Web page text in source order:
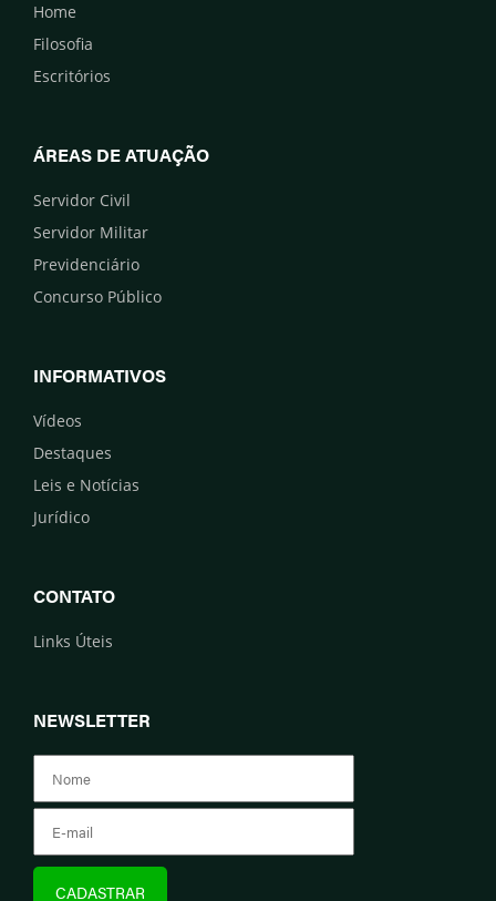
Home
Filosofia
Escritórios
ÁREAS DE ATUAÇÃO
Servidor Civil
Servidor Militar
Previdenciário
Concurso Público
INFORMATIVOS
Vídeos
Destaques
Leis e Notícias
Jurídico
CONTATO
Links Úteis
NEWSLETTER